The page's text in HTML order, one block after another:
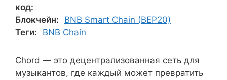
код:
Блокчейн:
BNB Smart Chain (BEP20)
Теги:
BNB Chain
Chord — это децентрализованная сеть для
музыкантов, где каждый может превратить